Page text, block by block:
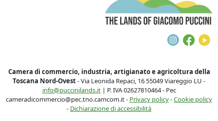
Camera di commercio, industria, artigianato e agricoltura della
Toscana Nord-Ovest- Via Leonida Repaci, 16 55049 Viareggio LU -
info@puccinilands.it| P. IVA 02627810464 - Pec
cameradicommercio@pec.tno.camcom.it - Privacy policy-Cookie policy
- Dichiarazione di accessibilità